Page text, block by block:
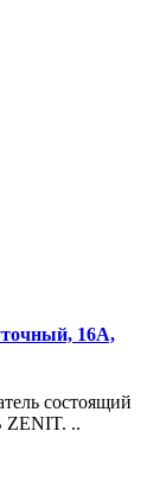
16А,
состоящий
ZENIT. ..